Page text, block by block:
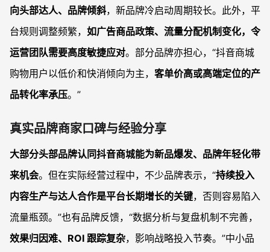
向头部达人、品牌倾斜，新品牌冷启动周期较长。此外，平
台规则调整频繁， 如广告商品政策、流量分配机制变化，令
运营团队需要高度敏捷应对。部分品牌亦担心，“抖音商城
购物用户以低价和快消倾向为主， 客单价高或高端定位的产
品转化率承压。”
真实品牌商家口碑与经验分享
大部分头部品牌认同抖音商城能为新品爆发、品牌年轻化带
来机会。但在实际经营过程中，不少品牌表示，“持续投入
内容生产与达人合作是平台长期增长的关键，否则容易陷入
流量瓶颈。”也有品牌反馈，“数据分析与复盘机制不完善，
效果归因难、ROI 跟踪复杂，影响战略投入节奏。”中小品